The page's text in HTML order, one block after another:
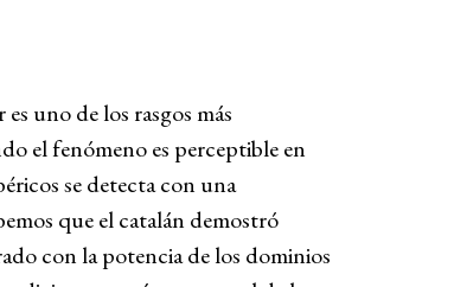
uno de los rasgos más
el fenómeno es perceptible en
se detecta con una
que el catalán demostró
con la potencia de los dominios